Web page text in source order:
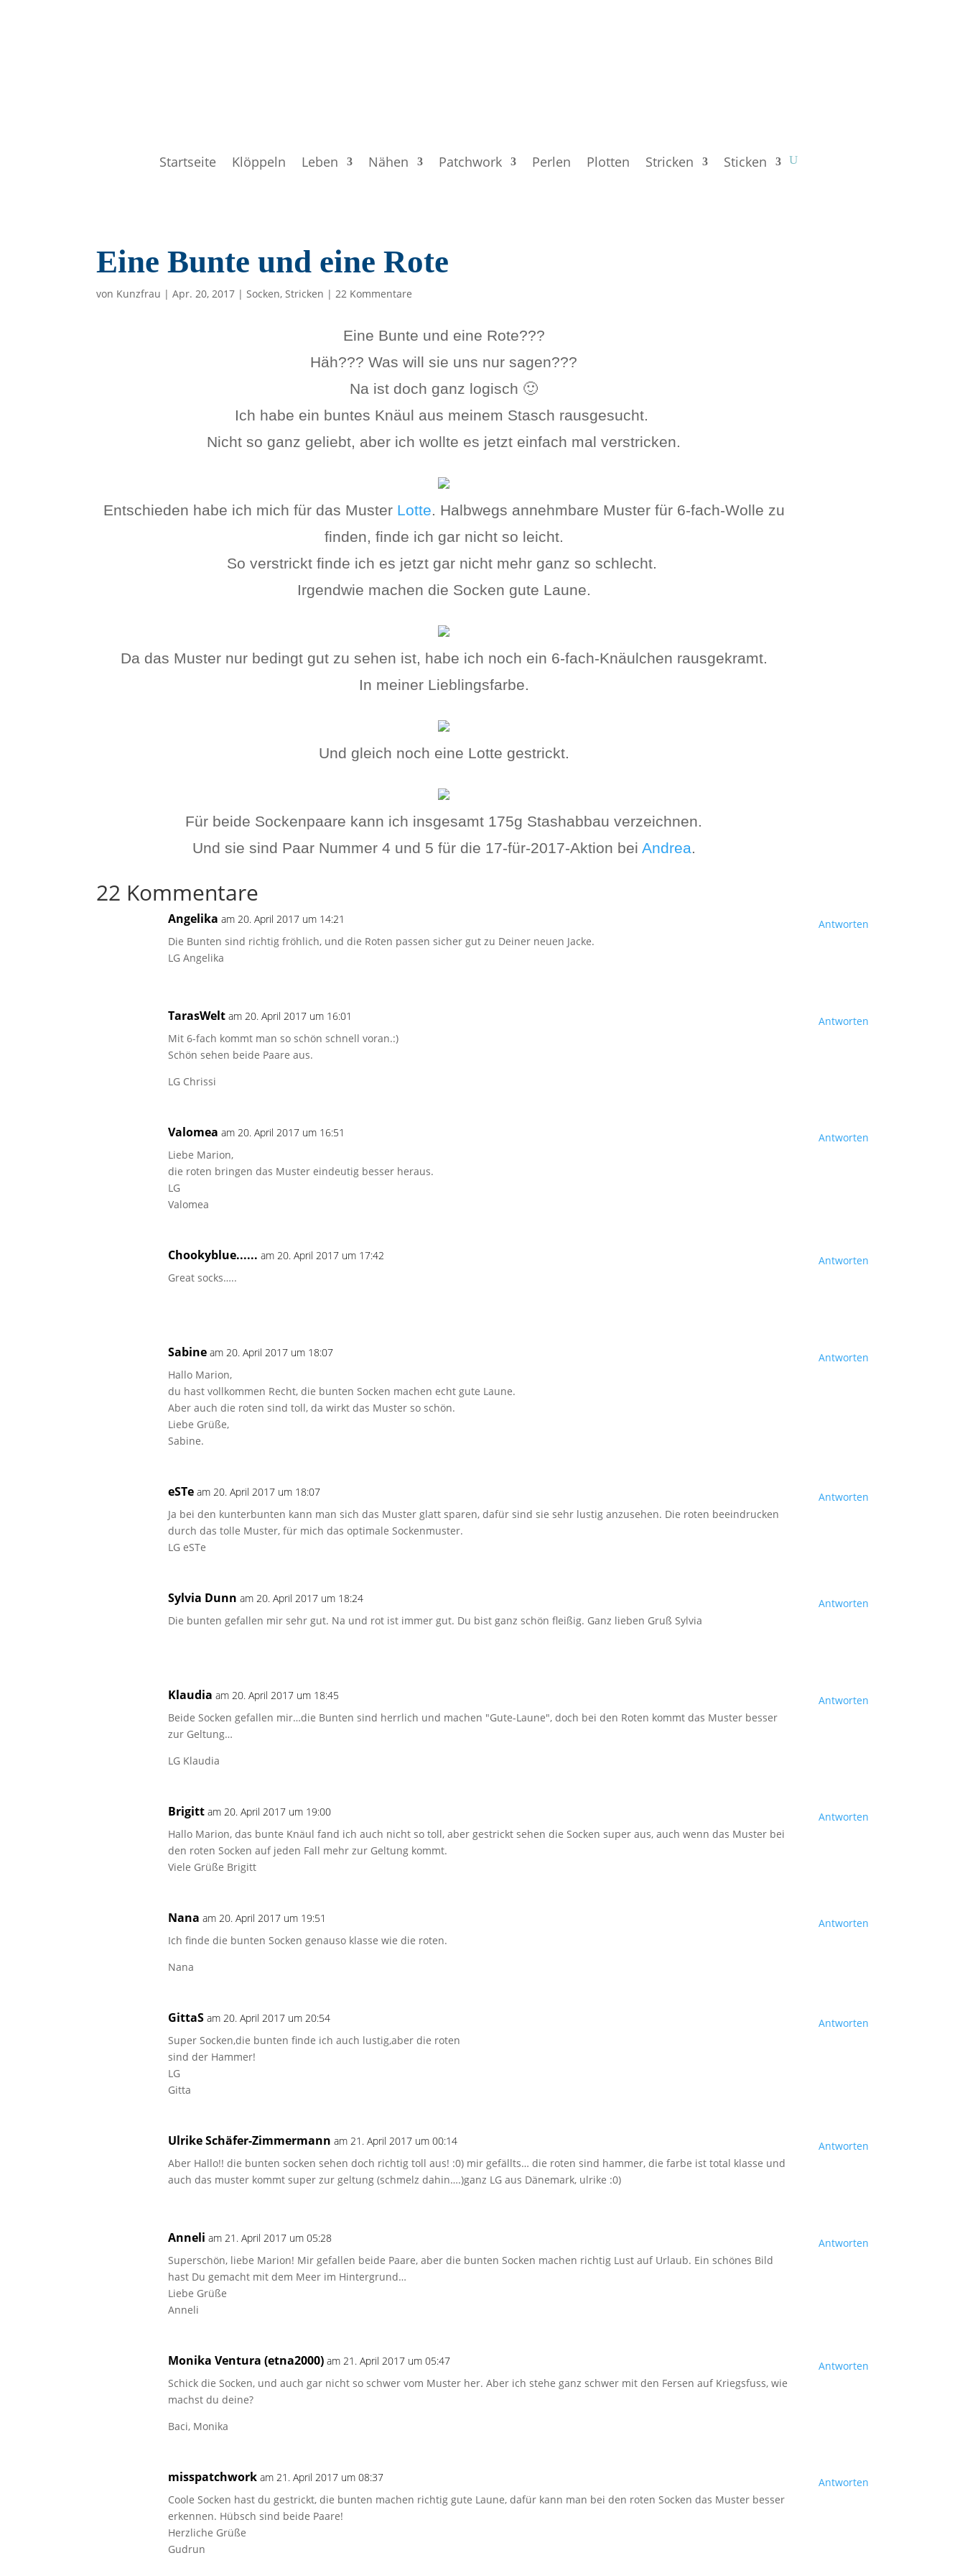
Startseite Klöppeln Leben Nähen Patchwork Perlen Plotten Stricken Sticken
Eine Bunte und eine Rote
von Kunzfrau |Apr. 20, 2017 | Socken, Stricken | 22 Kommentare
Eine Bunte und eine Rote???
Häh??? Was will sie uns nur sagen???
Na ist doch ganz logisch 🙂
Ich habe ein buntes Knäul aus meinem Stasch rausgesucht.
Nicht so ganz geliebt, aber ich wollte es jetzt einfach mal verstricken.
Entschieden habe ich mich für das Muster Lotte. Halbwegs annehmbare Muster für 6-fach-Wolle zu
finden, finde ich gar nicht so leicht.
So verstrickt finde ich es jetzt gar nicht mehr ganz so schlecht.
Irgendwie machen die Socken gute Laune.
Da das Muster nur bedingt gut zu sehen ist, habe ich noch ein 6-fach-Knäulchen rausgekramt.
In meiner Lieblingsfarbe.
Und gleich noch eine Lotte gestrickt.
Für beide Sockenpaare kann ich insgesamt 175g Stashabbau verzeichnen.
Und sie sind Paar Nummer 4 und 5 für die 17-für-2017-Aktion bei Andrea.
22 Kommentare
Angelika am 20. April 2017 um 14:21
Die Bunten sind richtig fröhlich, und die Roten passen sicher gut zu Deiner neuen Jacke.
LG Angelika
Antworten
TarasWelt am 20. April 2017 um 16:01
Mit 6-fach kommt man so schön schnell voran.:)
Schön sehen beide Paare aus.
LG Chrissi
Antworten
Valomea am 20. April 2017 um 16:51
Liebe Marion,
die roten bringen das Muster eindeutig besser heraus.
LG
Valomea
Antworten
Chookyblue...... am 20. April 2017 um 17:42
Great socks…..
Antworten
Sabine am 20. April 2017 um 18:07
Hallo Marion,
du hast vollkommen Recht, die bunten Socken machen echt gute Laune.
Aber auch die roten sind toll, da wirkt das Muster so schön.
Liebe Grüße,
Sabine.
Antworten
eSTe am 20. April 2017 um 18:07
Ja bei den kunterbunten kann man sich das Muster glatt sparen, dafür sind sie sehr lustig anzusehen. Die roten beeindrucken
durch das tolle Muster, für mich das optimale Sockenmuster.
LG eSTe
Antworten
Sylvia Dunn am 20. April 2017 um 18:24
Die bunten gefallen mir sehr gut. Na und rot ist immer gut. Du bist ganz schön fleißig. Ganz lieben Gruß Sylvia
Antworten
Klaudia am 20. April 2017 um 18:45
Beide Socken gefallen mir…die Bunten sind herrlich und machen "Gute-Laune", doch bei den Roten kommt das Muster besser
zur Geltung…
LG Klaudia
Antworten
Brigitt am 20. April 2017 um 19:00
Hallo Marion, das bunte Knäul fand ich auch nicht so toll, aber gestrickt sehen die Socken super aus, auch wenn das Muster bei
den roten Socken auf jeden Fall mehr zur Geltung kommt.
Viele Grüße Brigitt
Antworten
Nana am 20. April 2017 um 19:51
Ich finde die bunten Socken genauso klasse wie die roten.
Nana
Antworten
GittaS am 20. April 2017 um 20:54
Super Socken,die bunten finde ich auch lustig,aber die roten
sind der Hammer!
LG
Gitta
Antworten
Ulrike Schäfer-Zimmermann am 21. April 2017 um 00:14
Aber Hallo!! die bunten socken sehen doch richtig toll aus! :0) mir gefällts… die roten sind hammer, die farbe ist total klasse und
auch das muster kommt super zur geltung (schmelz dahin….)ganz LG aus Dänemark, ulrike :0)
Antworten
Anneli am 21. April 2017 um 05:28
Superschön, liebe Marion! Mir gefallen beide Paare, aber die bunten Socken machen richtig Lust auf Urlaub. Ein schönes Bild
hast Du gemacht mit dem Meer im Hintergrund…
Liebe Grüße
Anneli
Antworten
Monika Ventura (etna2000) am 21. April 2017 um 05:47
Schick die Socken, und auch gar nicht so schwer vom Muster her. Aber ich stehe ganz schwer mit den Fersen auf Kriegsfuss, wie
machst du deine?
Baci, Monika
Antworten
misspatchwork am 21. April 2017 um 08:37
Coole Socken hast du gestrickt, die bunten machen richtig gute Laune, dafür kann man bei den roten Socken das Muster besser
erkennen. Hübsch sind beide Paare!
Herzliche Grüße
Gudrun
Antworten